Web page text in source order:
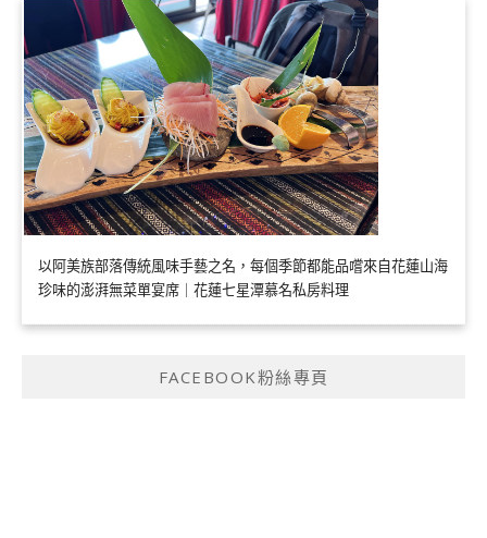
以阿美族部落傳統風味手藝之名，每個季節都能品嚐來自花蓮山海
珍味的澎湃無菜單宴席｜花蓮七星潭慕名私房料理
FACEBOOK粉絲專頁